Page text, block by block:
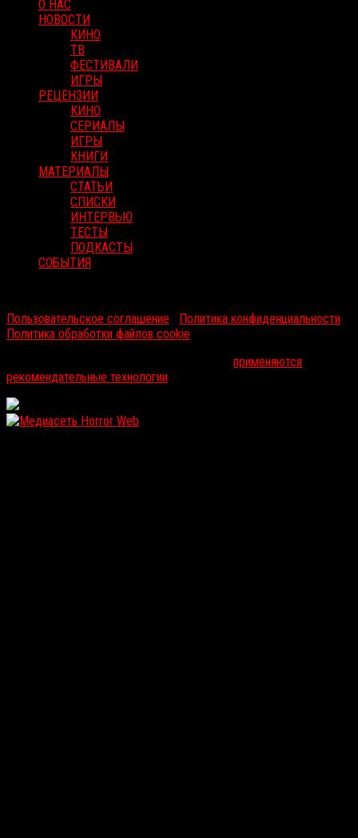
О НАС
НОВОСТИ
КИНО
ТВ
ФЕСТИВАЛИ
ИГРЫ
РЕЦЕНЗИИ
КИНО
СЕРИАЛЫ
ИГРЫ
КНИГИ
МАТЕРИАЛЫ
СТАТЬИ
СПИСКИ
ИНТЕРВЬЮ
ТЕСТЫ
ПОДКАСТЫ
СОБЫТИЯ
Пользовательское соглашение
Политика конфиденциальности
Политика обработки файлов cookie
применяются
рекомендательные технологии